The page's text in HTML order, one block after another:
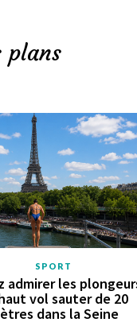
plans
SPORT
admirer les
vol sauter de 20
dans la Seine